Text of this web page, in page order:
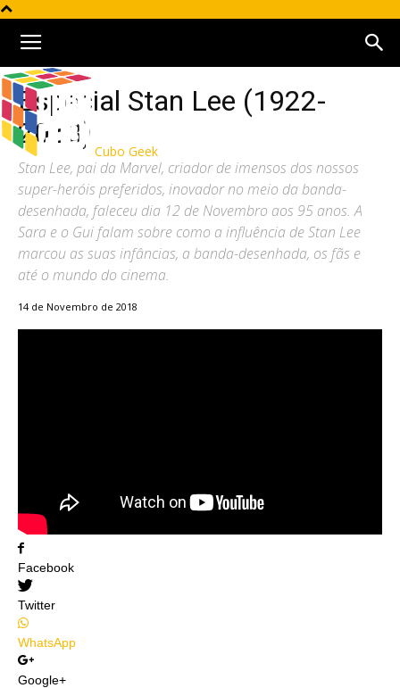
Cubo Geek
Especial Stan Lee (1922-
2018)
Stan Lee, pai da Marvel, criador de imensos dos nossos
super-heróis preferidos, inovador no meio da banda-
desenhada, faleceu dia 12 de Novembro aos 95 anos. A
Sara e o Gui falam sobre como a influência de Stan Lee
marcou as suas infâncias, a banda-desenhada, os fãs e
até o mundo do cinema.
14 de Novembro de 2018
Facebook
Twitter
WhatsApp
Google+